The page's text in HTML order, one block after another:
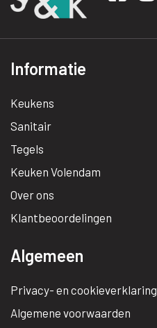
Informatie
Keukens
Sanitair
Tegels
Keuken Volendam
Over ons
Klantbeoordelingen
Algemeen
Privacy- en cookieverklaring
Algemene voorwaarden